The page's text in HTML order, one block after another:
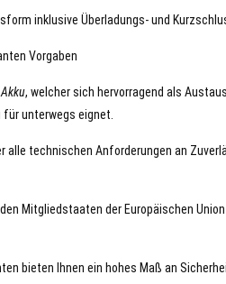
inklusive Überladungs- und
Vorgaben
, welcher sich hervorragend als
unterwegs eignet.
alle technischen Anforderungen an
Mitgliedstaaten der Europäischen
bieten Ihnen ein hohes Maß an